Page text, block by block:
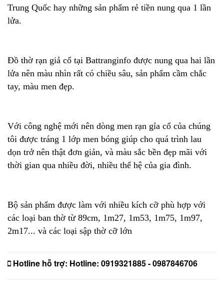
Trung Quốc hay những sản phẩm rẻ tiền nung qua 1 lần
lửa.
Đồ thờ rạn giả cổ tại Battranginfo được nung qua hai lần
lửa nên màu nhìn rất có chiều sâu, sản phẩm cầm chắc
tay, màu men đẹp.
Với công nghệ mới nên dòng men rạn gỉa cổ của chúng
tôi được tráng 1 lớp men bóng giúp cho quá trình lau
dọn trở nên thật đơn giản, và màu sắc bền đẹp mãi với
thời gian qua nhiều đời, nhiều thế hệ của gia đình.
Bộ sản phẩm được làm với nhiều kích cỡ phù hợp với
các loại ban thờ từ 89cm, 1m27, 1m53, 1m75, 1m97,
2m17... và các loại sập thờ cỡ lớn
Hotline hỗ trợ: Hotline: 0919321885 - 0987846706